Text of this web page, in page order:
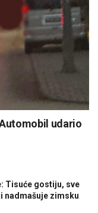
udario
Tisuće gostiju, sve
nadmašuje zimsku